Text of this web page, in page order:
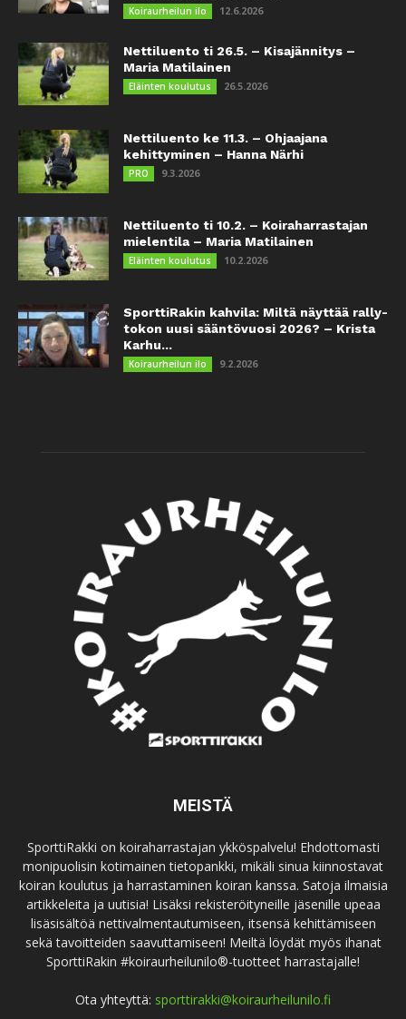
Koiraurheilun ilo 12.6.2026
Nettiluento ti 26.5. – Kisajännitys –
Maria Matilainen
Eläinten koulutus 26.5.2026
Nettiluento ke 11.3. – Ohjaajana
kehittyminen – Hanna Närhi
PRO 9.3.2026
Nettiluento ti 10.2. – Koiraharrastajan
mielentila – Maria Matilainen
Eläinten koulutus 10.2.2026
SporttiRakin kahvila: Miltä näyttää rally-
tokon uusi sääntövuosi 2026? – Krista
Karhu...
Koiraurheilun ilo 9.2.2026
MEISTÄ
SporttiRakki on koiraharrastajan ykköspalvelu! Ehdottomasti
monipuolisin kotimainen tietopankki, mikäli sinua kiinnostavat
koiran koulutus ja harrastaminen koiran kanssa. Satoja ilmaisia
artikkeleita ja uutisia! Lisäksi rekisteröityneille jäsenille upeaa
lisäsisältöä nettivalmentautumiseen, itsensä kehittämiseen
sekä tavoitteiden saavuttamiseen! Meiltä löydät myös ihanat
SporttiRakin #koiraurheilunilo®-tuotteet harrastajalle!
Ota yhteyttä: sporttirakki@koiraurheilunilo.fi